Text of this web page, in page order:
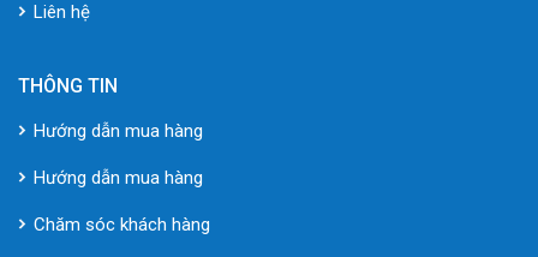
Liên hệ
THÔNG TIN
Hướng dẫn mua hàng
Hướng dẫn mua hàng
Chăm sóc khách hàng